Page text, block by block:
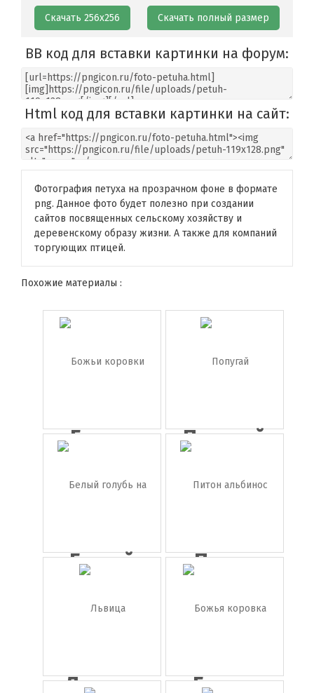
Скачать 256х256 Скачать полный размер
BB код для вставки картинки на форум:
Html код для вставки картинки на сайт:
Фотография петуха на прозрачном фоне в формате
png. Данное фото будет полезно при создании
сайтов посвященных сельскому хозяйству и
деревенскому образу жизни. А также для компаний
торгующих птицей.
Похожие материалы :
Божьи
коровки
Попугай
Белый
голубь на
п...
Питон
альбинос
(з...
Львица Божья